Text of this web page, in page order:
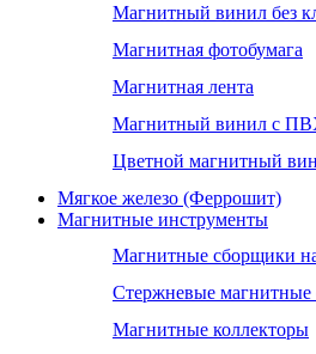
Магнитный винил без
Магнитная фотобумага
Магнитная лента
Магнитный винил с
Цветной магнитный
Мягкое железо (Феррошит)
Магнитные инструменты
Магнитные сборщики
Стержневые магнитные
Магнитные коллекторы